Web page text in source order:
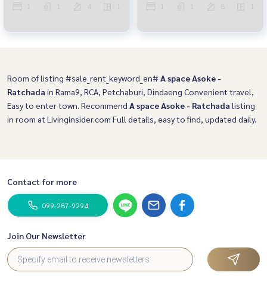
4 8
Room of listing #sale_rent_keyword_en# A space Asoke -
Ratchada in Rama9, RCA, Petchaburi, Dindaeng Convenient travel,
Easy to enter town. Recommend A space Asoke - Ratchada listing
in room at Livinginsider.com Full details, easy to find, updated daily.
Contact for more
099-287-9294
Join Our Newsletter